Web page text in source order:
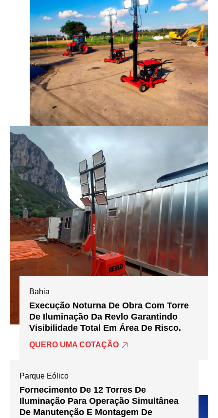
Bahia
Execução Noturna De Obra Com Torre
De Iluminação Da Revlo Garantindo
Visibilidade Total Em Área De Risco.
QUERO UMA COTAÇÃO
Parque Eólico
Fornecimento De 12 Torres De
Iluminação Para Operação Simultânea
De Manutenção E Montagem De